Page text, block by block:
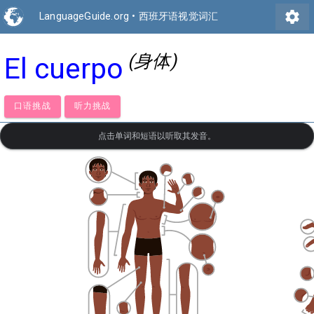
LanguageGuide.org • 西班牙语视觉词汇 settings
El cuerpo (身体)
口语挑战 听力挑战
点击单词和短语以听取其发音。